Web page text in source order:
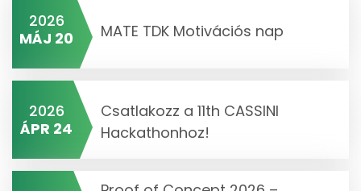
2026
MÁJ 20
MATE TDK Motivációs nap
2026
ÁPR 24
Csatlakozz a 11th CASSINI
Hackathonhoz!